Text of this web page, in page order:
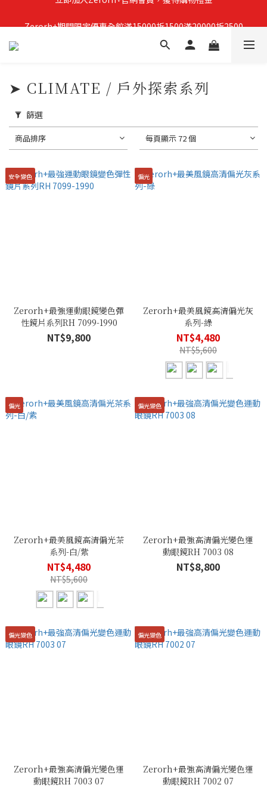
立即加入Zerorh+官網會員，獲得購物禮金
➤ CLIMATE / 戶外探索系列
篩選
商品排序 每頁顯示 72 個
安全變色
Zerorh+最強運動眼鏡變色彈
性鏡片系列RH 7099-1990
NT$9,800
偏光
Zerorh+最美風鏡高清偏光灰
系列-綠
NT$4,480
NT$5,600
偏光
Zerorh+最美風鏡高清偏光茶
系列-白/紫
NT$4,480
NT$5,600
偏光變色
Zerorh+最強高清偏光變色運
動眼鏡RH 7003 08
NT$8,800
偏光變色
Zerorh+最強高清偏光變色運
動眼鏡RH 7003 07
偏光變色
Zerorh+最強高清偏光變色運
動眼鏡RH 7002 07